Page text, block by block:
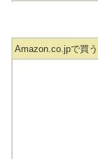
Amazon.co.jpで買う